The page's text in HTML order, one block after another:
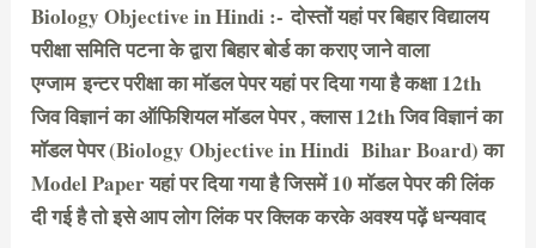
Biology Objective in Hindi :- दोस्तों यहां पर बिहार विद्यालय
परीक्षा समिति पटना के द्वारा बिहार बोर्ड का कराए जाने वाला
एग्जाम इन्टर परीक्षा का मॉडल पेपर यहां पर दिया गया है कक्षा 12th
जिव विज्ञानं का ऑफिशियल मॉडल पेपर , क्लास 12th जिव विज्ञानं का
मॉडल पेपर (Biology Objective in Hindi Bihar Board) का
Model Paper यहां पर दिया गया है जिसमें 10 मॉडल पेपर की लिंक
दी गई है तो इसे आप लोग लिंक पर क्लिक करके अवश्य पढ़ें धन्यवाद